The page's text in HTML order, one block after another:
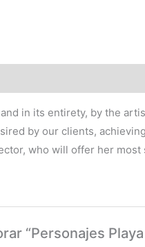
in its entirety, by the
by our clients,
who will offer her
“Personajes